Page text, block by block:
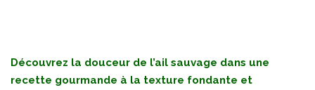
Découvrez la douceur de l’ail sauvage dans une
recette gourmande à la texture fondante et